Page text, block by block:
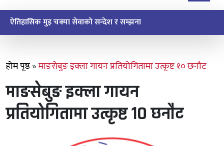
समाज सुधार दिवस यसरी मनाइयो
होम पृष्ठ»माङसेबुङ इक्ला गायन प्रतियोगितामा उत्कृष्ट १० छनौट
माङसेबुङ इक्ला गायन
प्रतियोगितामा उत्कृष्ट १० छनौट